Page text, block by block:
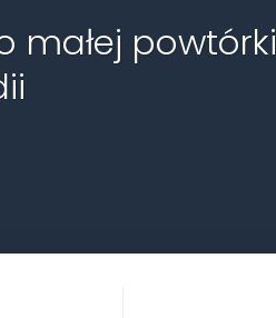
małej powtórki